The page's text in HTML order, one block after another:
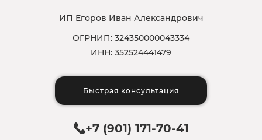
ИП Егоров Иван Александрович
ОГРНИП: 324350000043334
ИНН: 352524441479
Быстрая консультация
+7 (901) 171-70-41